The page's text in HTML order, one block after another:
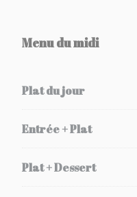
Menu du midi
Plat du jour
Entrée + Plat
Plat + Dessert